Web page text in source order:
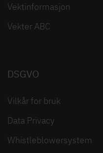
Vektinformasjon
Vekter ABC
DSGVO
Vilkår for bruk
Data Privacy
Whistleblowersystem